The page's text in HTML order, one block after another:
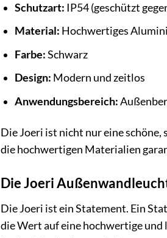
Schutzart: IP54 (geschützt
Material: Hochwertiges
Farbe:Schwarz
Design: Modern und zeitlos
Anwendungsbereich:
Die Joeri ist nicht nur eine
die hochwertigen Materialien
Die Joeri
Die Joeri ist ein Statement. Ein
die Wert auf eine hochwertige